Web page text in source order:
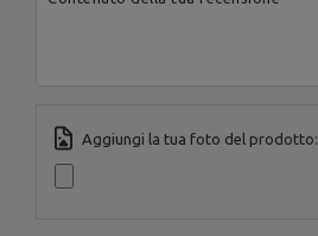
Aggiungi la tua foto del prodotto: